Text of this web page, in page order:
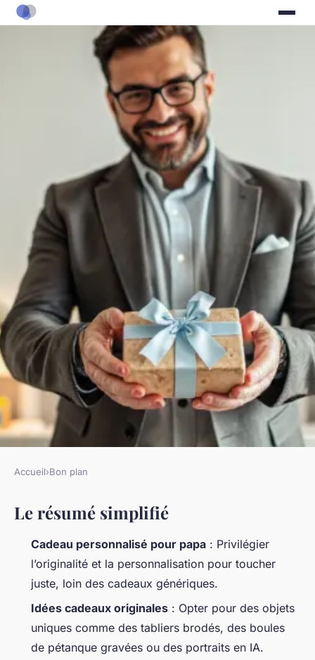
BON PLAN
Idées de cadeaux uniques pour
le papa qui a tout
Paul •16/06/2026 14:23•15 min de lecture
Accueil›Bon plan
Le résumé simplifié
Cadeau personnalisé pour papa : Privilégier
l’originalité et la personnalisation pour toucher
juste, loin des cadeaux génériques.
Idées cadeaux originales : Opter pour des objets
uniques comme des tabliers brodés, des boules
de pétanque gravées ou des portraits en IA.